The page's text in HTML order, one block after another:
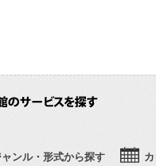
ャンル・形式から探す